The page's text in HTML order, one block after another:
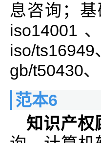
息咨询；
iso14001
iso/
gb/t50430
范本6
知识产权